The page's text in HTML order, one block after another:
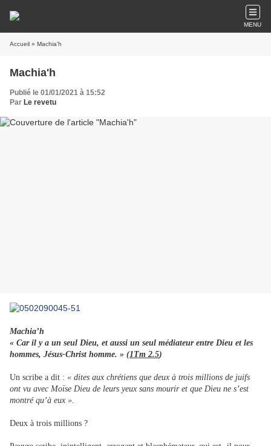
MENU
Accueil » Machia'h
Machia'h
Publié le 01/01/2021 à 15:52
Par Le revetu
Machia’h
« Car il y a un seul Dieu, et aussi un seul médiateur entre Dieu et les
hommes, Jésus-Christ homme. » (1Tm 2.5)
Un scribe a dit : « dites aux chrétiens que deux à trois millions de juifs
ont vu avec Moïse Dieu de leurs yeux sans mourir et que Dieu ne s’est
montré qu’à eux ».
Deux à trois millions ?